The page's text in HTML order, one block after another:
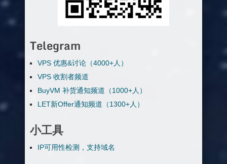
Telegram
VPS 优惠&讨论（4000+人）
VPS 收割者频道
BuyVM 补货通知频道（1000+人）
LET新Offer通知频道（1300+人）
小工具
IP可用性检测，支持域名